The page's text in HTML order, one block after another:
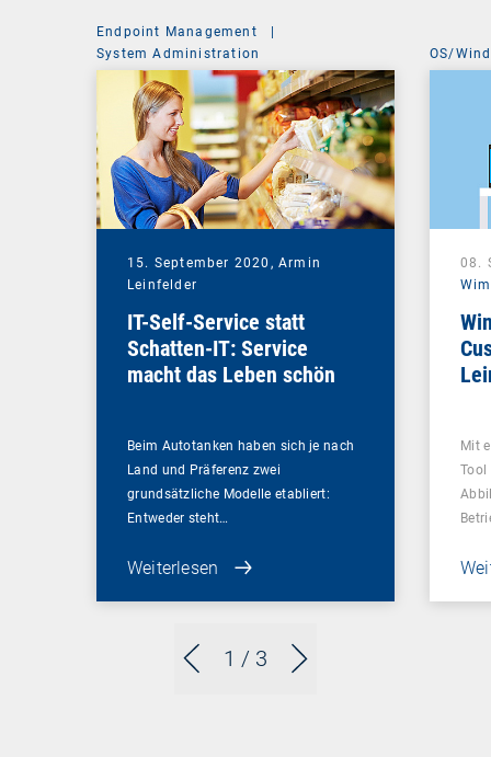
1 / 3
Endpoint Management
System Administration
15. September 2020, Armin
Leinfelder
IT-Self-Service statt
Schatten-IT: Service
macht das Leben schön
Beim Autotanken haben sich je nach
Land und Präferenz zwei
grundsätzliche Modelle etabliert:
Entweder steht…
Weiterlesen
OS/
08.
Mit
Tool